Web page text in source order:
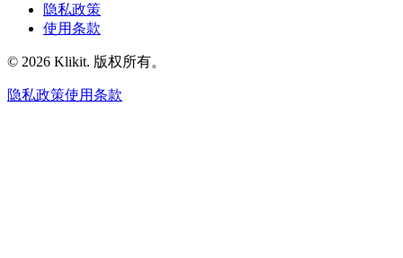
隐私政策
使用条款
© 2026 Klikit. 版权所有。
隐私政策使用条款